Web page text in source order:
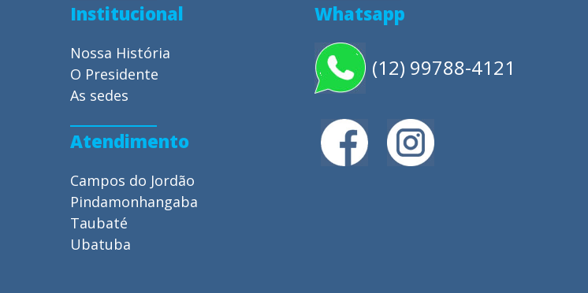
Institucional
Nossa História
O Presidente
As sedes
Atendimento
Campos do Jordão
Pindamonhangaba
Taubaté
Ubatuba
Whatsapp
(12) 99788-4121